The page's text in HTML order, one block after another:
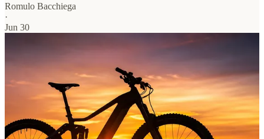
Romulo Bacchiega
·
Jun 30